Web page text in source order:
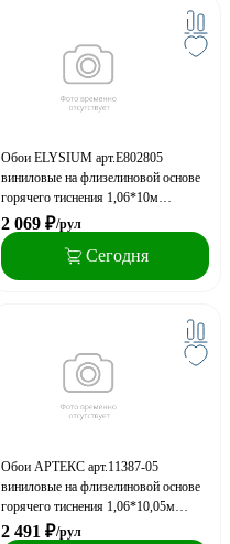
Обои ELYSIUM арт.Е802805
виниловые на флизелиновой основе
горячего тиснения 1,06*10м
Галактика фон (акция)
2 069 ₽/рул
Сегодня
Обои АРТЕКС арт.11387-05
виниловые на флизелиновой основе
горячего тиснения 1,06*10,05м
Альто фон
2 491 ₽/рул